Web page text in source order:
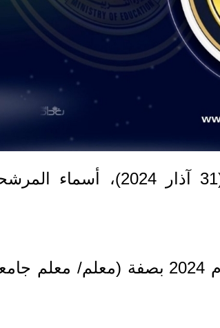
اعلنت مديرية تربية الكرخ الأولى، اليوم الاحد (31 آذار 2024)،
انه "تم الاعلان عن أسماء المرشحين للتعاقد للعام 2024 بصفة (معلم/